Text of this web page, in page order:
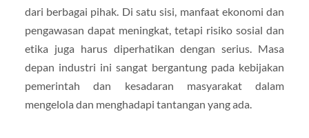
dari berbagai pihak. Di satu sisi, manfaat ekonomi dan
pengawasan dapat meningkat, tetapi risiko sosial dan
etika juga harus diperhatikan dengan serius. Masa
depan industri ini sangat bergantung pada kebijakan
pemerintah dan kesadaran masyarakat dalam
mengelola dan menghadapi tantangan yang ada.